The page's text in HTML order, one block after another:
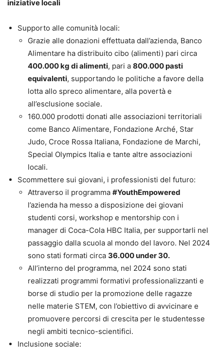
iniziative locali
Supporto alle comunità locali:
Grazie alle donazioni effettuata dall’azienda, Banco
Alimentare ha distribuito cibo (alimenti) pari circa
400.000 kg di alimenti, pari a 800.000 pasti
equivalenti, supportando le politiche a favore della
lotta allo spreco alimentare, alla povertà e
all’esclusione sociale.
160.000 prodotti donati alle associazioni territoriali
come Banco Alimentare, Fondazione Arché, Star
Judo, Croce Rossa Italiana, Fondazione de Marchi,
Special Olympics Italia e tante altre associazioni
locali.
Scommettere sui giovani, i professionisti del futuro:
Attraverso il programma #YouthEmpowered
l’azienda ha messo a disposizione dei giovani
studenti corsi, workshop e mentorship con i
manager di Coca-Cola HBC Italia, per supportarli nel
passaggio dalla scuola al mondo del lavoro. Nel 2024
sono stati formati circa 36.000 under 30.
All’interno del programma, nel 2024 sono stati
realizzati programmi formativi professionalizzanti e
borse di studio per la promozione delle ragazze
nelle materie STEM, con l’obiettivo di avvicinare e
promuovere percorsi di crescita per le studentesse
negli ambiti tecnico-scientifici.
Inclusione sociale: